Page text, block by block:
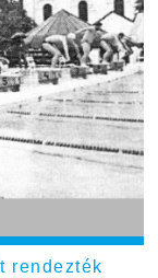
rendezték